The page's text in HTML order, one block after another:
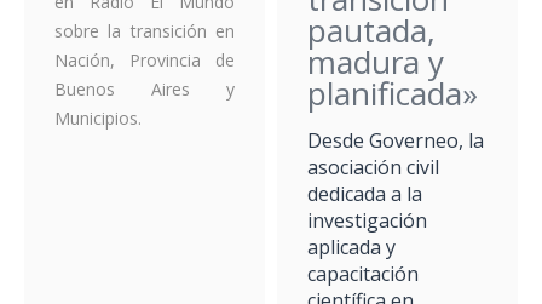
sobre la transición en
Nación, Provincia de
Buenos Aires y
Municipios.
pautada,
madura y
planificada»
Desde Governeo, la
asociación civil
dedicada a la
investigación
aplicada y
capacitación